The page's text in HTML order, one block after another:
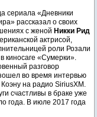
сериала «Дневники
рассказал о своих
с женой Никки Рид
актрисой,
роли Розали
киносаге «Сумерки».
разговор
во время интервью
на радио SiriusXM.
счастливы в браке уже
года. В июле 2017 года